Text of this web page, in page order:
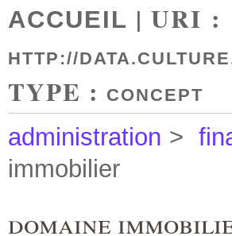
ACCUEIL | URI :
HTTP://
TYPE : CONCEPT
administration >
immobilier
domaine